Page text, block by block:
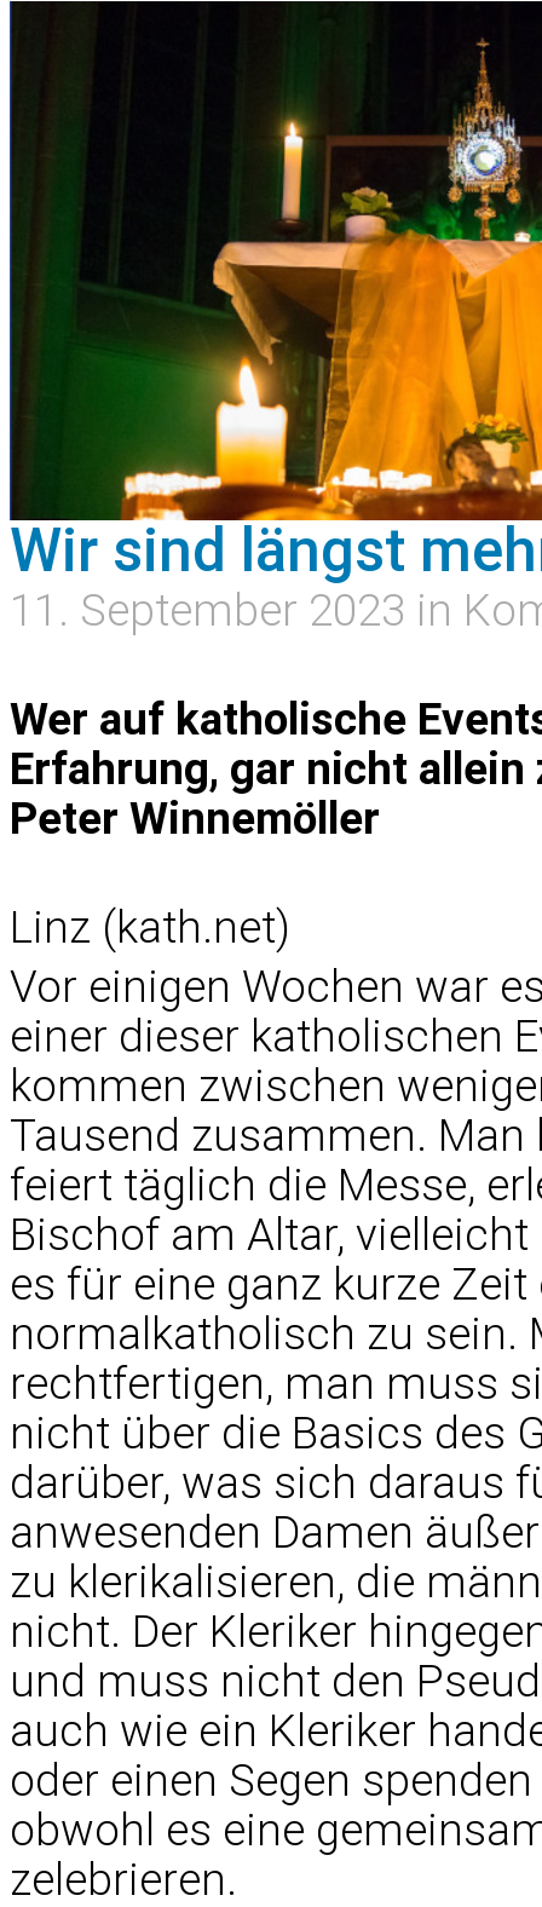
Wir sind längst
11. September 2023 in
Wer auf katholische
Erfahrung, gar nicht
Peter Winnemöller
Linz (kath.net)
Vor einigen Wochen war
einer dieser katholischen
kommen zwischen
Tausend zusammen.
feiert täglich die Messe,
Bischof am Altar,
es für eine ganz kurze
normalkatholisch zu sein.
rechtfertigen, man muss
nicht über die Basics des
darüber, was sich daraus
anwesenden Damen
zu klerikalisieren, die
nicht. Der Kleriker
und muss nicht den
auch wie ein Kleriker
oder einen Segen
obwohl es eine
zelebrieren.